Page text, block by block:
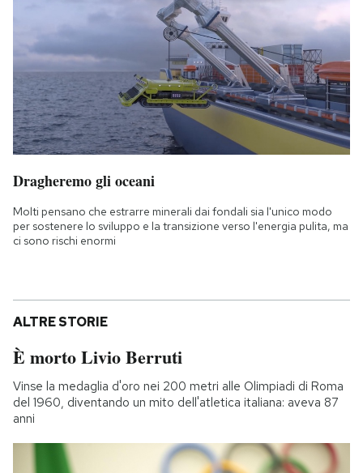
Dragheremo gli oceani
Molti pensano che estrarre minerali dai fondali sia l'unico modo
per sostenere lo sviluppo e la transizione verso l'energia pulita, ma
ci sono rischi enormi
ALTRE STORIE
È morto Livio Berruti
Vinse la medaglia d'oro nei 200 metri alle Olimpiadi di Roma
del 1960, diventando un mito dell'atletica italiana: aveva 87
anni